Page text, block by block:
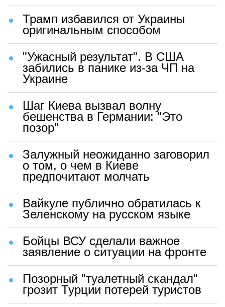
Трамп избавился от Украины
оригинальным способом
"Ужасный результат". В США
забились в панике из-за ЧП на
Украине
Шаг Киева вызвал волну
бешенства в Германии: "Это
позор"
Залужный неожиданно заговорил
о том, о чем в Киеве
предпочитают молчать
Вайкуле публично обратилась к
Зеленскому на русском языке
Бойцы ВСУ сделали важное
заявление о ситуации на фронте
Позорный "туалетный скандал"
грозит Турции потерей туристов